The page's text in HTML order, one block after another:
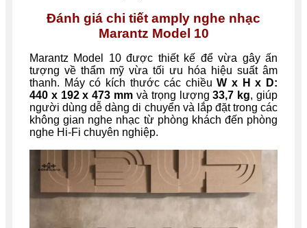
Đánh giá chi tiết amply nghe nhạc
Marantz Model 10
Marantz Model 10 được thiết kế để vừa gây ấn
tượng về thẩm mỹ vừa tối ưu hóa hiệu suất âm
thanh. Máy có kích thước các chiềuW x H x D:
440 x 192 x 473 mm và trọng lượng33,7 kg, giúp
người dùng dễ dàng di chuyển và lắp đặt trong các
không gian nghe nhạc từ phòng khách đến phòng
nghe Hi-Fi chuyên nghiệp.